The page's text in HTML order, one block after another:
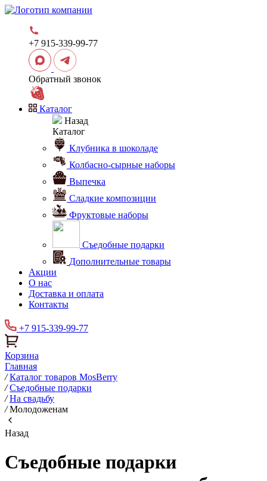
+7 915-339-99-77
Обратный звонок
Каталог
Назад
Каталог
Клубника в шоколаде
Колбасно-сырные наборы
Выпечка
Сладкие композиции
Фруктовые наборы
Съедобные подарки
Дополнительные товары
Акции
О нас
Доставка и оплата
Контакты
+7 915-339-99-77
Корзина
Главная
/ Каталог товаров MosBerry
/ Съедобные подарки
/ На свадьбу
/ Молодоженам
Назад
Съедобные подарки